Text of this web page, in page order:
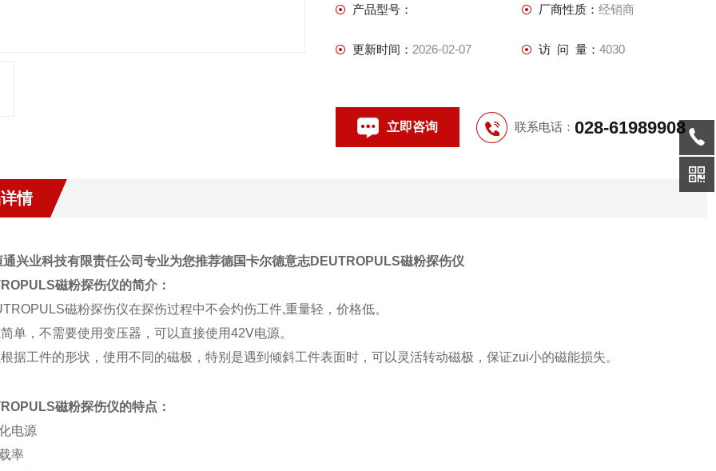
产品型号：
厂商性质： 经销商
更新时间： 2026-02-07 访 问 量： 4030
立即咨询 联系电话： 028-61989908
情
通兴业科技有限责任公司专业为您推荐德国卡尔德意志DEUTROPULS磁粉探伤仪
磁粉探伤仪的简介：
磁粉探伤仪在探伤过程中不会灼伤工件,重量轻，价格低。
单，不需要使用变压器，可以直接使用42V电源。
据工件的形状，使用不同的磁极，特别是遇到倾斜工件表面时，可以灵活转动磁极，保证zui小的磁能损失。
磁粉探伤仪的特点：
电源
率